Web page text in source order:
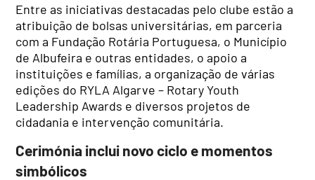
Entre as iniciativas destacadas pelo clube estão a
atribuição de bolsas universitárias, em parceria
com a Fundação Rotária Portuguesa, o Município
de Albufeira e outras entidades, o apoio a
instituições e famílias, a organização de várias
edições do RYLA Algarve – Rotary Youth
Leadership Awards e diversos projetos de
cidadania e intervenção comunitária.
Cerimónia inclui novo ciclo e momentos
simbólicos